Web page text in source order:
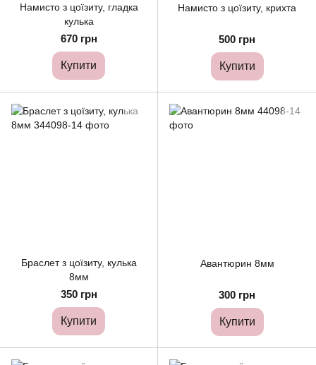
Намисто з цоїзиту, гладка
кулька
670 грн
Купити
Намисто з цоїзиту, крихта
500 грн
Купити
Браслет з цоїзиту, кулька
8мм
350 грн
Купити
Авантюрин 8мм
300 грн
Купити